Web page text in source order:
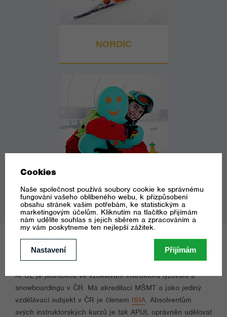
NORDIC
PROČ SI VYBRAT APUL?
APUL je jedničkou ve vzdělávání instruktorů lyžování a
snowboardingu v ČR. Má akreditaci MŠMT a jako jediný
vzdělávací subjekt v ČR je členem ISIA. Absolventům
svých instruktorských kurzů je tak APUL oprávněn udělovat